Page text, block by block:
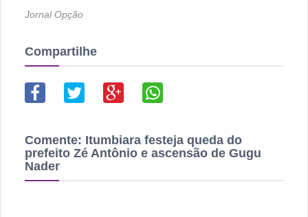
Jornal Opção
Compartilhe
Comente: Itumbiara festeja queda do
prefeito Zé Antônio e ascensão de Gugu
Nader